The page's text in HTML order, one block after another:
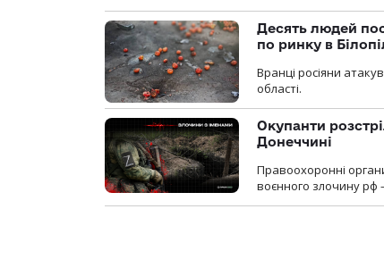
Десять людей
по ринку в
Вранці росіяни
області.
Окупанти
Донеччині
Правоохоронні
воєнного злочину рф